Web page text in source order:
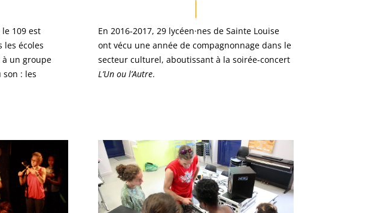
109 est
les écoles
un groupe
son : les
En 2016-2017, 29 lycéen·nes de Sainte Louise
ont vécu une année de compagnonnage dans le
secteur culturel, aboutissant à la soirée-concert
L’Un ou l’Autre.